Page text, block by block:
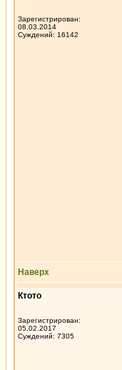
Зарегистрирован:
08.03.2014
Суждений: 16142
Наверх
Ктото
Зарегистрирован:
05.02.2017
Суждений: 7305